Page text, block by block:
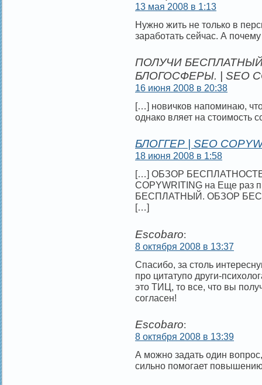
13 мая 2008 в 1:13
Нужно жить не только в
заработать сейчас. А
ПОЛУЧИ
БЛОГОСФЕРЫ. | SEO
16 июня 2008 в 20:38
[…] новичков напоминаю,
однако вляет на стоимость
БЛОГГЕР | SEO
18 июня 2008 в 1:58
[…] ОБЗОР
COPYWRITING на Еще
БЕСПЛАТНЫЙ. ОБЗОР
[…]
Escobaro:
8 октября 2008 в 13:37
Спасибо, за столь
про цитатупо други-
это ТИЦ, то все, что вы
согласен!
Escobaro:
8 октября 2008 в 13:39
А можно задать один
сильно помогает